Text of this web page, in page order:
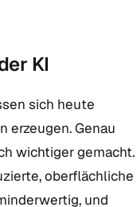
KI
sich heute
erzeugen. Genau
wichtiger gemacht.
oberflächliche
und